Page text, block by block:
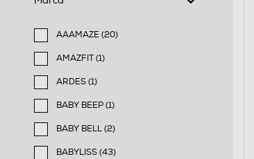
AAAMAZE (20)
Filtra per Marca: AAAMAZE
AMAZFIT (1)
Filtra per Marca: AMAZFIT
ARDES (1)
Filtra per Marca: ARDES
BABY BEEP (1)
Filtra per Marca: BABY BEEP
BABY BELL (2)
Filtra per Marca: BABY BELL
BABYLISS (43)